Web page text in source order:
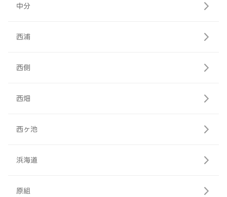
中分
西浦
西側
西畑
西ヶ池
浜海道
原組